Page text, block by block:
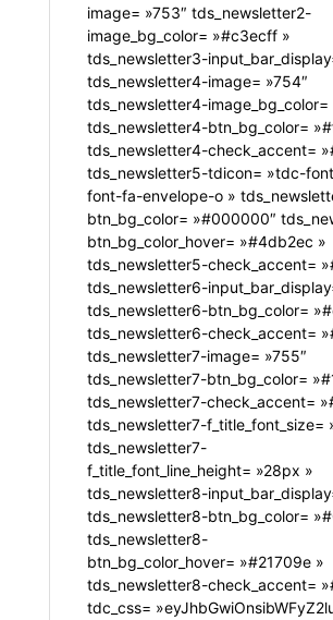
image= »753″ tds_newsletter2-
image_bg_color= »#c3ecff »
tds_newsletter3-
tds_newsletter4-image= »754″
tds_newsletter4-
tds_newsletter4-btn_bg_color=
tds_newsletter4-check_accent=
tds_newsletter5-tdicon= »tdc-
font-fa-envelope-o »
btn_bg_color= »#000000″
btn_bg_color_hover= »#4db2ec »
tds_newsletter5-check_accent=
tds_newsletter6-
tds_newsletter6-btn_bg_color=
tds_newsletter6-check_accent=
tds_newsletter7-image= »755″
tds_newsletter7-btn_bg_color=
tds_newsletter7-check_accent=
tds_newsletter7-f_title_font_size=
tds_newsletter7-
f_title_font_line_height= »28px »
tds_newsletter8-
tds_newsletter8-btn_bg_color=
tds_newsletter8-
btn_bg_color_hover= »#21709e »
tds_newsletter8-check_accent=
tdc_css=